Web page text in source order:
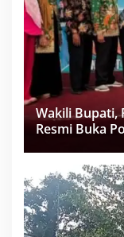
Wakili Bupati,
Resmi Buka